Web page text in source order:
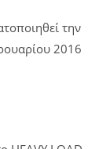
την
2016